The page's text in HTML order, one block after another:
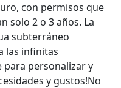
con permisos que
solo 2 o 3 años. La
subterráneo
las infinitas
personalizar y
y gustos!No